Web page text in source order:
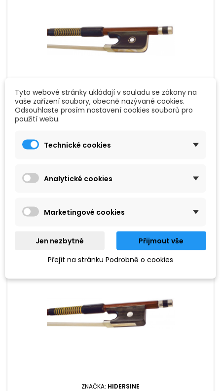
ZNAČKA:HIDERSINE
HIDERSINE BOW VIOLA FINE BRAZILWOOD
Celý smyčec na violu s jemnou osmibokou hůlkou z
ZNAČKA: HIDERSINE
Tyto webové stránky ukládají v souladu se zákony na
vaše zařízení soubory, obecně nazývané cookies.
Odsouhlaste prosím nastavení cookies souborů pro
použití webu.
Technické cookies
Analytické cookies
Marketingové cookies
Jen nezbytné
Přijmout vše
Přejít na stránku Podrobně o cookies